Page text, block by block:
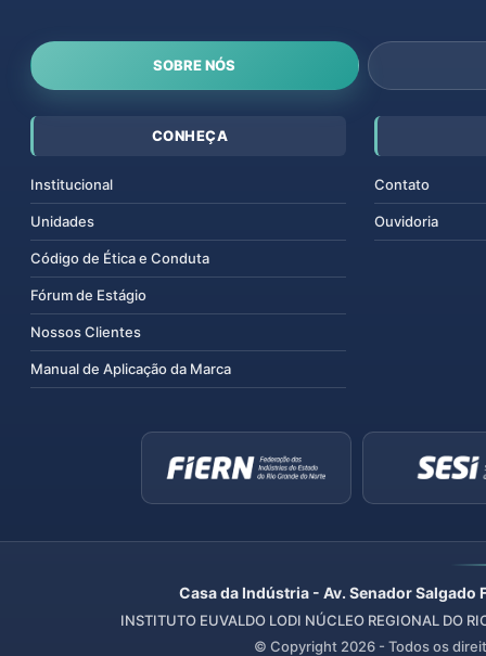
SOBRE NÓS
CONHEÇA
Institucional
Unidades
Código de Ética e Conduta
Fórum de Estágio
Nossos Clientes
Manual de Aplicação da Marca
Contato
Ouvidoria
Casa da Indústria - Av. Senador
INSTITUTO EUVALDO LODI NÚCLEO REGIONAL DO
© Copyright 2026 - Todos os